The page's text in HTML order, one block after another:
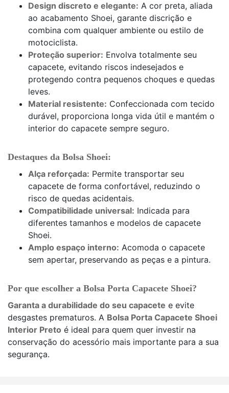
Design discreto e elegante: A cor preta, aliada
ao acabamento Shoei, garante discrição e
combina com qualquer ambiente ou estilo de
motociclista.
Proteção superior: Envolva totalmente seu
capacete, evitando riscos indesejados e
protegendo contra pequenos choques e quedas
leves.
Material resistente: Confeccionada com tecido
durável, proporciona longa vida útil e mantém o
interior do capacete sempre seguro.
Destaques da Bolsa Shoei:
Alça reforçada: Permite transportar seu
capacete de forma confortável, reduzindo o
risco de quedas acidentais.
Compatibilidade universal: Indicada para
diferentes tamanhos e modelos de capacete
Shoei.
Amplo espaço interno: Acomoda o capacete
sem apertar, preservando as peças e a pintura.
Por que escolher a Bolsa Porta Capacete Shoei?
Garanta a durabilidade do seu capacete e evite
desgastes prematuros. A Bolsa Porta Capacete Shoei
Interior Preto é ideal para quem quer investir na
conservação do acessório mais importante para a sua
segurança.